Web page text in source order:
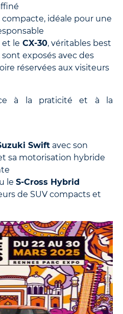
compacte, idéale pour une
et le CX-30, véritables best
exposés avec des
réservées aux visiteurs
à la praticité et à la
Swift avec son
sa motorisation hybride
le S-Cross Hybrid
de SUV compacts et